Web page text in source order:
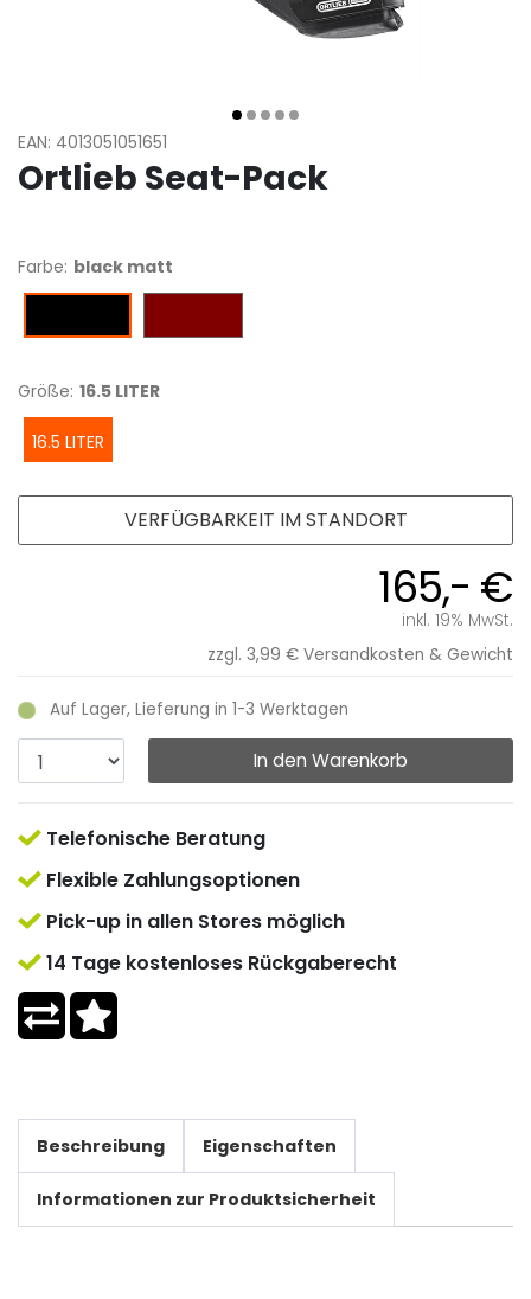
EAN: 4013051051651
Ortlieb Seat-Pack
Farbe: black matt
Größe: 16.5 LITER
16.5 LITER
165,- €
inkl. 19% MwSt.
zzgl. 3,99 € Versandkosten & Gewicht
Auf Lager, Lieferung in 1-3 Werktagen
In den Warenkorb
VERFÜGBARKEIT IM STANDORT
Telefonische Beratung
Flexible Zahlungsoptionen
Pick-up in allen Stores möglich
14 Tage kostenloses Rückgaberecht
Beschreibung Eigenschaften
Informationen zur Produktsicherheit